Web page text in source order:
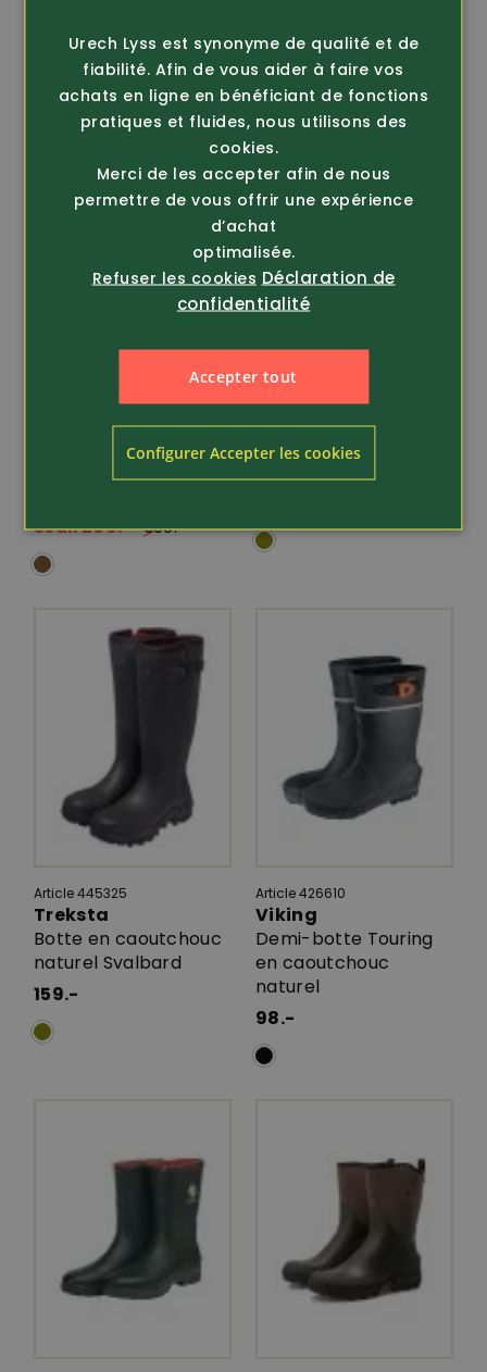
179.-
179.-
Article 520540
Demi-bottes en
seul. 269.- 309.-
Article 445425
Treksta
Botte en caoutchouc
Article 445325
Treksta
Botte en caoutchouc
naturel Svalbard
159.-
Article 426610
Viking
Demi-botte Touring
en caoutchouc
naturel
98.-
Urech Lyss est synonyme de qualité et de
fiabilité. Afin de vous aider à faire vos
achats en ligne en bénéficiant de fonctions
pratiques et fluides, nous utilisons des
cookies.
Merci de les accepter afin de nous
permettre de vous offrir une expérience
d’achat
optimalisée.
Refuser les cookies Déclaration de
confidentialité
Accepter tout
Configurer Accepter les cookies